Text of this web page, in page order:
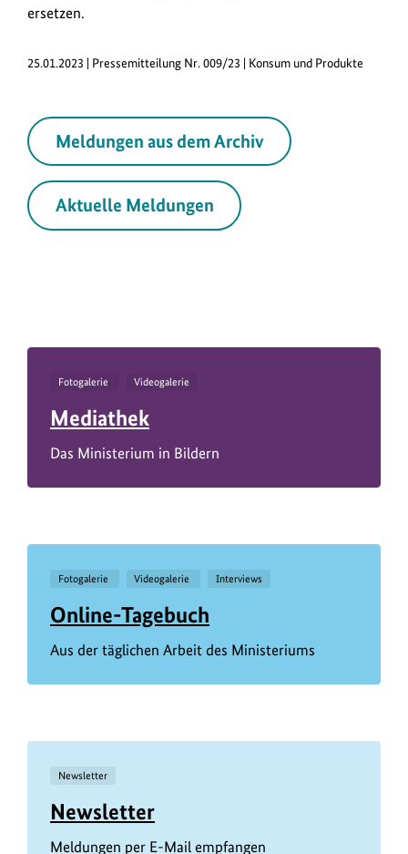
ersetzen.
25.01.2023 | Pressemitteilung Nr. 009/23 | Konsum und Produkte
Meldungen aus dem Archiv
Aktuelle Meldungen
Fotogalerie Videogalerie
Mediathek
Das Ministerium in Bildern
Fotogalerie Videogalerie Interviews
Online-Tagebuch
Aus der täglichen Arbeit des Ministeriums
Newsletter
Newsletter
Meldungen per E-Mail empfangen